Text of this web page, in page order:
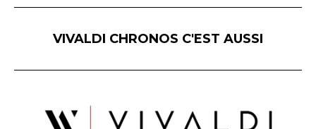
VIVALDI CHRONOS C'EST AUSSI